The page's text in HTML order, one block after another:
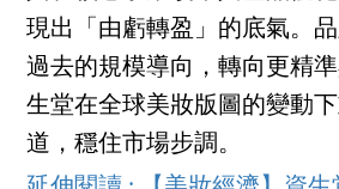
現出「由虧轉盈」的底氣。
過去的規模導向，轉向更精
生堂在全球美妝版圖的變動
道，穩住市場步調。